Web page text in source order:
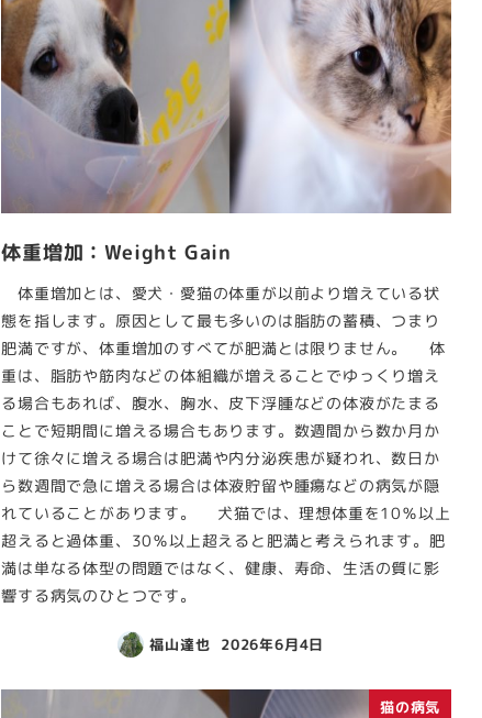
体重増加：Weight Gain
体重増加とは、愛犬・愛猫の体重が以前より増えている状
態を指します。原因として最も多いのは脂肪の蓄積、つまり
肥満ですが、体重増加のすべてが肥満とは限りません。 体
重は、脂肪や筋肉などの体組織が増えることでゆっくり増え
る場合もあれば、腹水、胸水、皮下浮腫などの体液がたまる
ことで短期間に増える場合もあります。数週間から数か月か
けて徐々に増える場合は肥満や内分泌疾患が疑われ、数日か
ら数週間で急に増える場合は体液貯留や腫瘍などの病気が隠
れていることがあります。 犬猫では、理想体重を10％以上
超えると過体重、30％以上超えると肥満と考えられます。肥
満は単なる体型の問題ではなく、健康、寿命、生活の質に影
響する病気のひとつです。
福山達也 2026年6月4日
猫の病気